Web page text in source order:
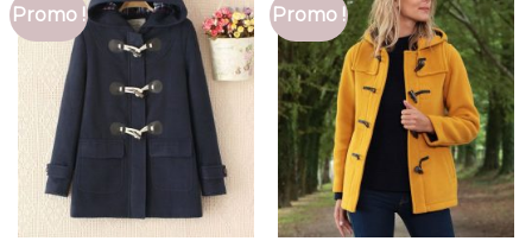
Promo ! Promo !